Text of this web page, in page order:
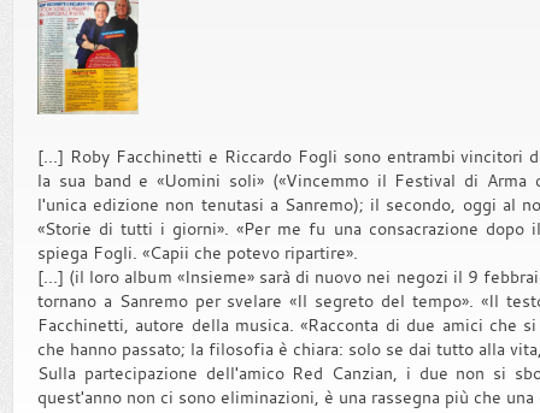
[...] Roby Facchinetti e Riccardo Fogli sono entrambi vincitori
la sua band e «Uomini soli» («Vincemmo il Festival di Arma
l'unica edizione non tenutasi a Sanremo); il secondo, oggi al
«Storie di tutti i giorni». «Per me fu una consacrazione dopo
spiega Fogli. «Capii che potevo ripartire».
[...] (il loro album «Insieme» sarà di nuovo nei negozi il 9
tornano a Sanremo per svelare «Il segreto del tempo». «Il
Facchinetti, autore della musica. «Racconta di due amici che
che hanno passato; la filosofia è chiara: solo se dai tutto alla
Sulla partecipazione dell'amico Red Canzian, i due non si
quest'anno non ci sono eliminazioni, è una rassegna più che